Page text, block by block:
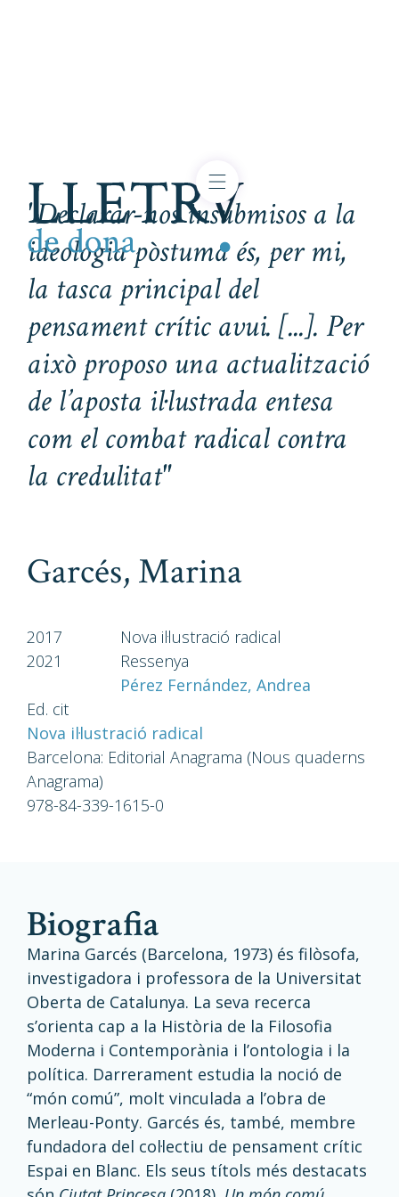
"Declarar-nos insubmisos a la
ideologia pòstuma és, per mi,
la tasca principal del
pensament crític avui. [...]. Per
això proposo una actualització
de l’aposta il·lustrada entesa
com el combat radical contra
la credulitat"
Garcés, Marina
2017
Nova il·lustració radical
2021
Ressenya
Pérez Fernández, Andrea
Ed. cit
Nova il·lustració radical
Barcelona: Editorial Anagrama (Nous quaderns
Anagrama)
978-84-339-1615-0
biografia
Marina Garcés (Barcelona, 1973) és filòsofa,
investigadora i professora de la Universitat
Oberta de Catalunya. La seva recerca
s’orienta cap a la Història de la Filosofia
Moderna i Contemporània i l’ontologia i la
política. Darrerament estudia la noció de
“món comú”, molt vinculada a l’obra de
Merleau-Ponty. Garcés és, també, membre
fundadora del col·lectiu de pensament crític
Espai en Blanc. Els seus títols més destacats